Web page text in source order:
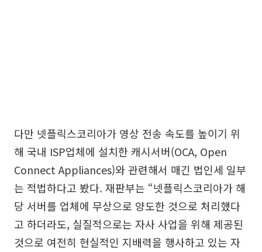
다만 넷플릭스코리아가 영상 전송 속도를 높이기 위
해 국내 ISP업체에 설치한 캐시서버(OCA, Open
Connect Appliances)와 관련해서 매긴 법인세 일부
는 적법하다고 봤다. 재판부는 “넷플릭스코리아가 해
당 서버를 업체에 무상으로 양도한 것으로 처리했다
고 하더라도, 실질적으로는 자사 사업을 위해 제공된
것으로 여전히 현실적인 지배력을 행사하고 있는 자